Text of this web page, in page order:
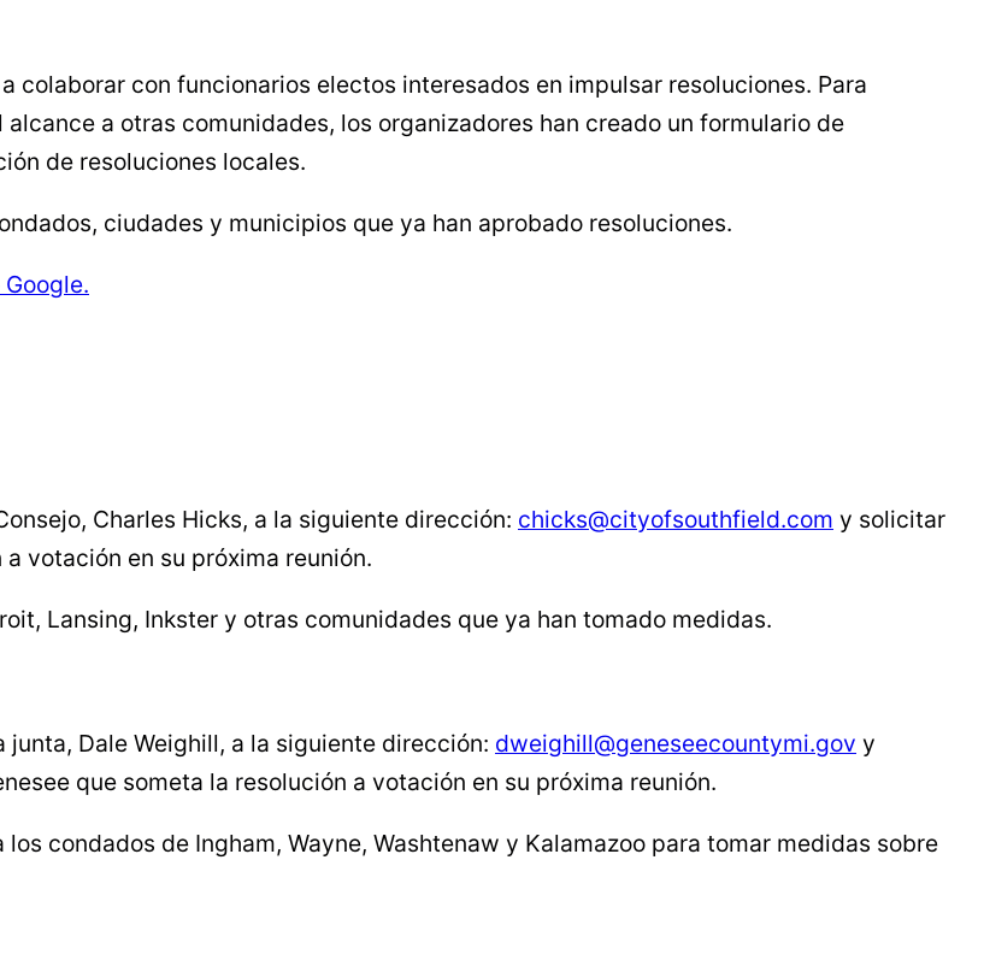
colaborar con funcionarios electos interesados en impulsar resoluciones. Para
a otras comunidades, los organizadores han creado un formulario de
de resoluciones locales.
ciudades y municipios que ya han aprobado resoluciones.
Charles Hicks, a la siguiente dirección: chicks@cityofsouthfield.com y solicitar
votación en su próxima reunión.
Lansing, Inkster y otras comunidades que ya han tomado medidas.
Dale Weighill, a la siguiente dirección: dweighill@geneseecountymi.gov y
que someta la resolución a votación en su próxima reunión.
condados de Ingham, Wayne, Washtenaw y Kalamazoo para tomar medidas sobre